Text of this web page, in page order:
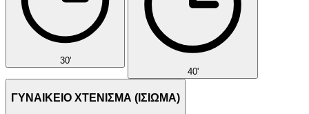
30'
40'
ΓΥΝΑΙΚΕΙΟ ΧΤΕΝΙΣΜΑ (ΙΣΙΩΜΑ)